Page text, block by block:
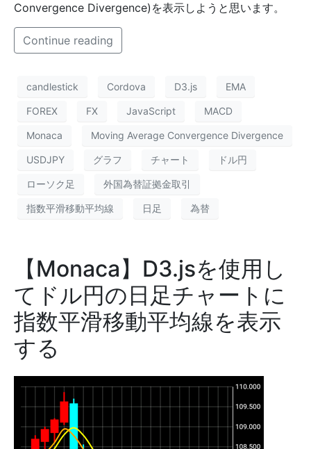
Convergence Divergence)を表示しようと思います。
Continue reading
candlestick Cordova D3.js EMA
FOREX FX JavaScript MACD
Monaca Moving Average Convergence Divergence
USDJPY グラフ チャート ドル円
ローソク足 外国為替証拠金取引
指数平滑移動平均線 日足 為替
【Monaca】D3.jsを使用し
てドル円の日足チャートに
指数平滑移動平均線を表示
する